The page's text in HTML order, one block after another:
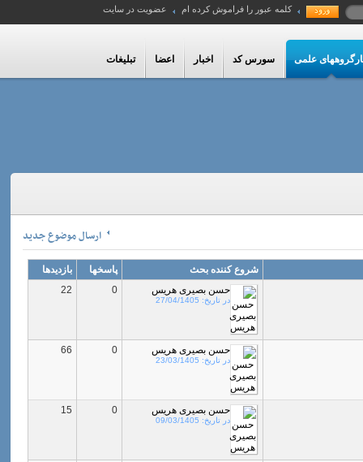
کلمه عبور را فراموش کرده ام عضویت در سایت
علمی سورس کد اخبار اعضا تبلیغات
ارسال موضوع جديد
شروع کننده بحث پاسخها
بازدیدها
حسن بصیری هریس
در تاریخ: 27/04/1405
0
22
حسن بصیری هریس
در تاریخ: 23/03/1405
0
66
حسن بصیری هریس
در تاریخ: 09/03/1405
0
15